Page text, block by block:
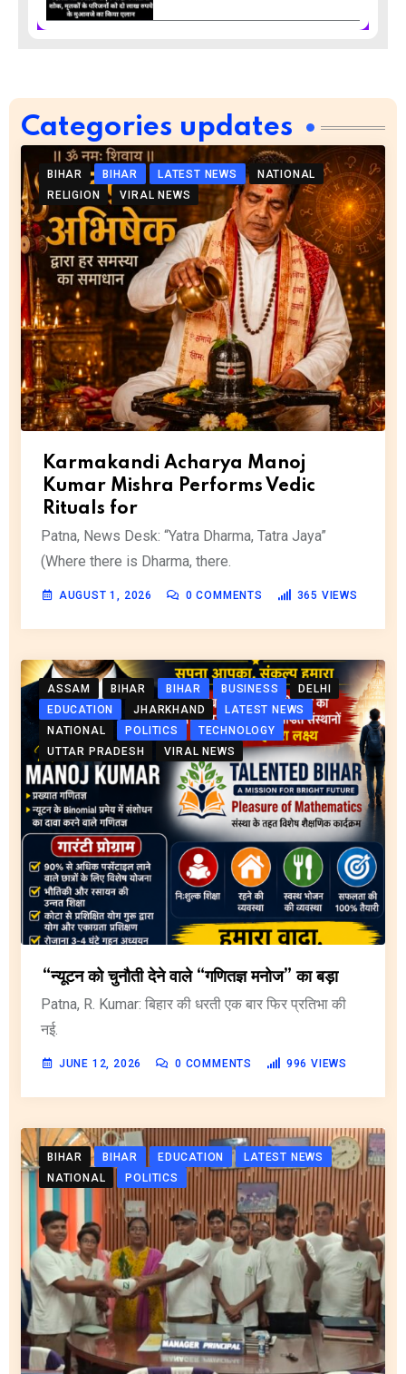
Categories updates
BIHAR BIHAR LATEST NEWS
NATIONAL
RELIGION
VIRAL NEWS
Karmakandi Acharya Manoj
Kumar Mishra Performs Vedic
Rituals for
Patna, News Desk: “Yatra Dharma, Tatra Jaya”
(Where there is Dharma, there.
AUGUST 1, 2026 0 COMMENTS 365 VIEWS
ASSAM BIHAR BIHAR BUSINESS
DELHI
EDUCATION
JHARKHAND
LATEST NEWS
NATIONAL
POLITICS
TECHNOLOGY
UTTAR PRADESH
VIRAL NEWS
“न्यूटन को चुनौती देने वाले “गणितज्ञ मनोज” का बड़ा
Patna, R. Kumar: बिहार की धरती एक बार फिर प्रतिभा की
नई.
JUNE 12, 2026 0 COMMENTS 996 VIEWS
BIHAR BIHAR EDUCATION
LATEST NEWS
NATIONAL
POLITICS